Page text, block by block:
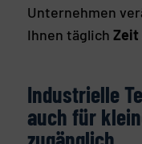
Unternehmen
Ihnen täglich Zeit
Industrielle
auch für